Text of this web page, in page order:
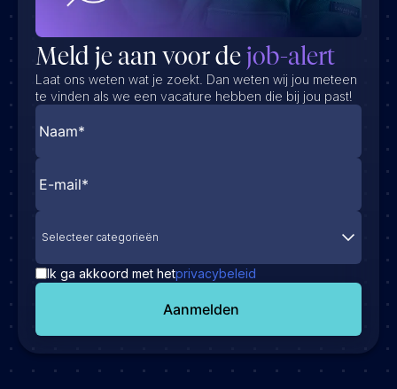
Meld je aan voor dejob-alert
Laat ons weten wat je zoekt. Dan weten wij jou meteen
te vinden als we een vacature hebben die bij jou past!
Selecteer categorieën
Ik ga akkoord met hetprivacybeleid
Aanmelden